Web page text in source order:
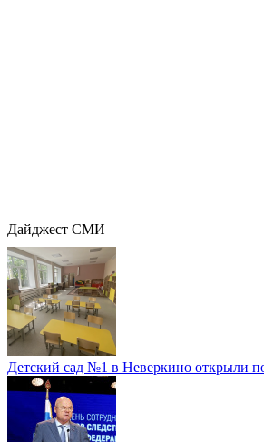
Дайджест СМИ
Детский сад №1 в Неверкино открыли